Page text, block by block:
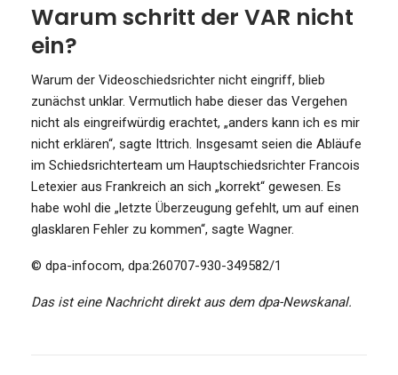
Warum schritt der VAR nicht
ein?
Warum der Videoschiedsrichter nicht eingriff, blieb
zunächst unklar. Vermutlich habe dieser das Vergehen
nicht als eingreifwürdig erachtet, „anders kann ich es mir
nicht erklären“, sagte Ittrich. Insgesamt seien die Abläufe
im Schiedsrichterteam um Hauptschiedsrichter Francois
Letexier aus Frankreich an sich „korrekt“ gewesen. Es
habe wohl die „letzte Überzeugung gefehlt, um auf einen
glasklaren Fehler zu kommen“, sagte Wagner.
© dpa-infocom, dpa:260707-930-349582/1
Das ist eine Nachricht direkt aus dem dpa-Newskanal.